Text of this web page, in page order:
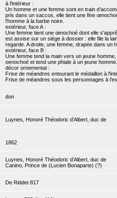
à l'intérieur :
Un homme et une femme sont en train
pris dans un saccos, elle tient une fine
l’homme à la barbe noire.
extérieur, face A :
Une femme tient une œnochoé dont elle
est assise sur un siège à dossier : elle file la
regarde. A droite, une femme, drapée dans un
extérieur, face B :
Une femme tend la main vers un jeune
oenochoé et tend une phiale à un jeune
décor ornemental :
Frise de méandres entourant le médaillon à
Frise de méandres sous les personnages à
don
Luynes, Honoré Théodoric d’Albert, duc de
1862
Luynes, Honoré Théodoric d’Albert, duc de
Canino, Prince de (Lucien Bonaparte) (?)
De Ridder.817